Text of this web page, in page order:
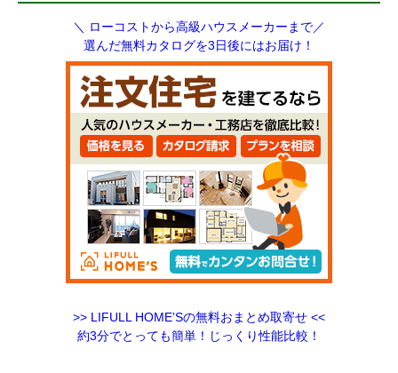
＼ ローコストから高級ハウスメーカーまで／
選んだ無料カタログを3日後にはお届け！
>> LIFULL HOME’Sの無料おまとめ取寄せ <<
約3分でとっても簡単！じっくり性能比較！